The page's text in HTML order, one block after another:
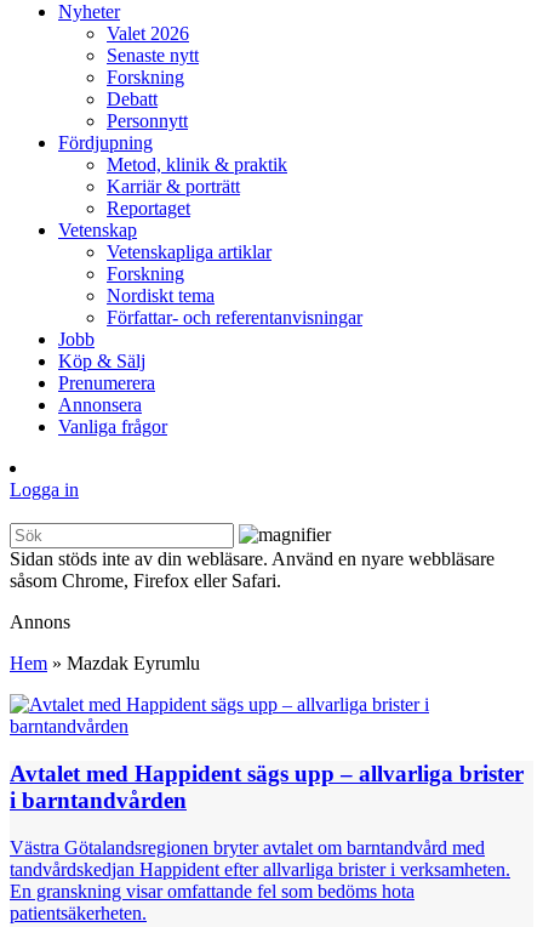
Nyheter
Valet 2026
Senaste nytt
Forskning
Debatt
Personnytt
Fördjupning
Metod, klinik & praktik
Karriär & porträtt
Reportaget
Vetenskap
Vetenskapliga artiklar
Forskning
Nordiskt tema
Författar- och referentanvisningar
Jobb
Köp & Sälj
Prenumerera
Annonsera
Vanliga frågor
Logga in
Sidan stöds inte av din webläsare. Använd en nyare webbläsare
såsom Chrome, Firefox eller Safari.
Annons
Hem » Mazdak Eyrumlu
Avtalet med Happident sägs upp – allvarliga brister
i barntandvården
Västra Götalandsregionen bryter avtalet om barntandvård med
tandvårdskedjan Happident efter allvarliga brister i verksamheten.
En granskning visar omfattande fel som bedöms hota
patientsäkerheten.